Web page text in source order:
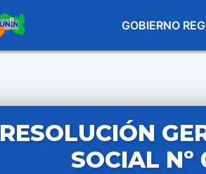
GOBIERNO
RESOLUCIÓN
SOCIAL Nº